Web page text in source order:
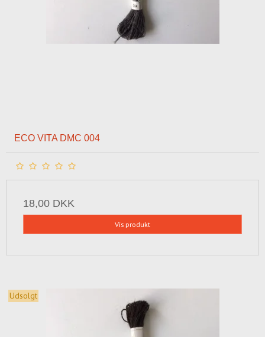
ECO VITA DMC 004
18,00 DKK
Vis produkt
Udsolgt